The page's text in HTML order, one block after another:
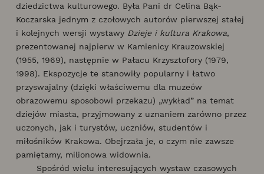
dziedzictwa kulturowego. Była Pani dr Celina Bąk-
Koczarska jednym z czołowych autorów pierwszej stałej
i kolejnych wersji wystawy Dzieje i kultura Krakowa,
prezentowanej najpierw w Kamienicy Krauzowskiej
(1955, 1969), następnie w Pałacu Krzysztofory (1979,
1998). Ekspozycje te stanowiły popularny i łatwo
przyswajalny (dzięki właściwemu dla muzeów
obrazowemu sposobowi przekazu) „wykład” na temat
dziejów miasta, przyjmowany z uznaniem zarówno przez
uczonych, jak i turystów, uczniów, studentów i
miłośników Krakowa. Obejrzała je, o czym nie zawsze
pamiętamy, milionowa widownia.
Spośród wielu interesujących wystaw czasowych